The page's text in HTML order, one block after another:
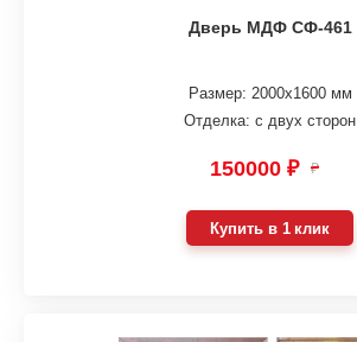
Дверь МДФ СФ-461
Размер: 2000х1600 мм
Отделка: с двух сторон
150000 ₽ ₽
Купить в 1 клик